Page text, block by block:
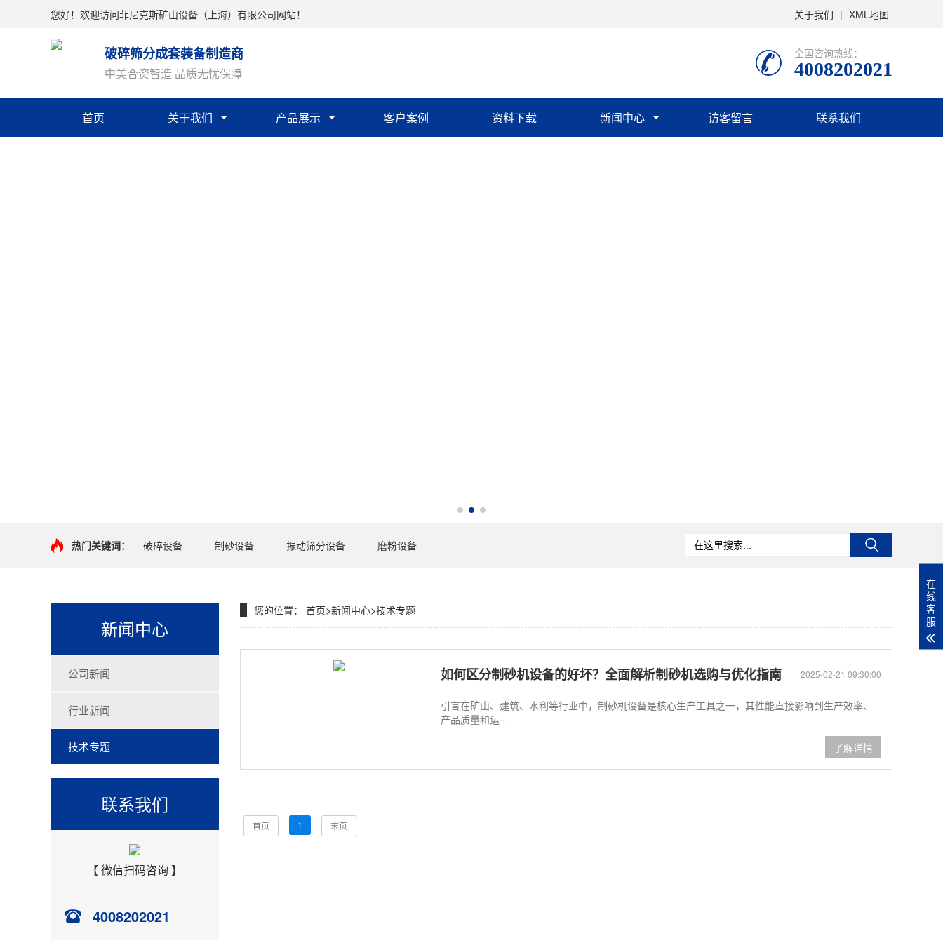
您好！欢迎访问菲尼克斯矿山设备（上海）有限公司网站！ 关于我们 | XML地图
破碎筛分成套装备制造商
中美合资智造 品质无忧保障
全国咨询热线：
4008202021
首页 关于我们 产品展示 客户案例 资料下载 新闻中心 访客留言 联系我们
热门关键词： 破碎设备 制砂设备 振动筛分设备 磨粉设备
新闻中心
公司新闻
行业新闻
技术专题
联系我们
【 微信扫码咨询 】
4008202021
您的位置： 首页>新闻中心>技术专题
2025-02-21 09:30:00
如何区分制砂机设备的好坏？全面解析制砂机选购与优化指南
引言在矿山、建筑、水利等行业中，制砂机设备是核心生产工具之一，其性能直接影响到生产效率、
产品质量和运···
了解详情
首页 1 末页
在
线
客
服